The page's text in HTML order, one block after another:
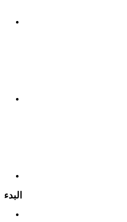
البدء